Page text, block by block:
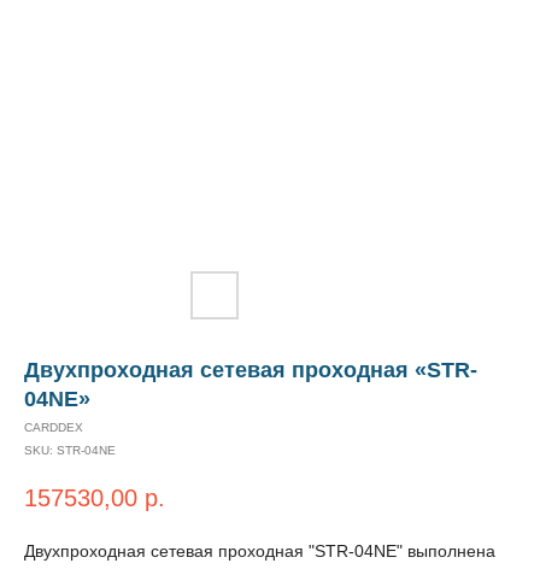
Двухпроходная сетевая проходная «STR-
04NE»
CARDDEX
SKU: STR-04NE
157530,00 р.
Двухпроходная сетевая проходная "STR-04NE" выполнена